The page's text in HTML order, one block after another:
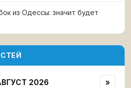
из Одессы: значит будет
2026 »